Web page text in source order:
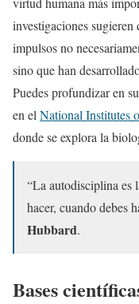
investigaciones
impulsos no
sino que han
Puedes profundizar en
en el National Institutes
donde se explora la
“La autodisciplina es
hacer, cuando debes
Hubbard.
Bases